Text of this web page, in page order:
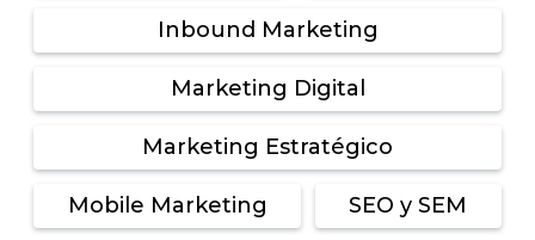
Inbound Marketing
Marketing Digital
Marketing Estratégico
Mobile Marketing SEO y SEM